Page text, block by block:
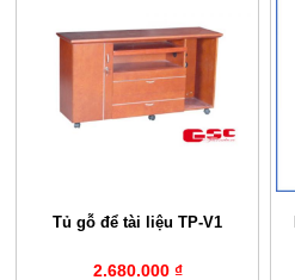
Tủ gỗ để tài liệu TP-V1
2.680.000 ₫